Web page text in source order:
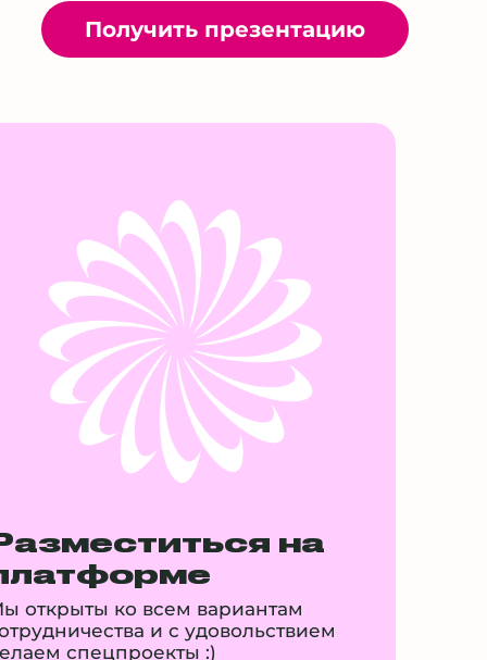
Получить презентацию
на
открыты ко всем вариантам
и с удовольствием
спецпроекты :)